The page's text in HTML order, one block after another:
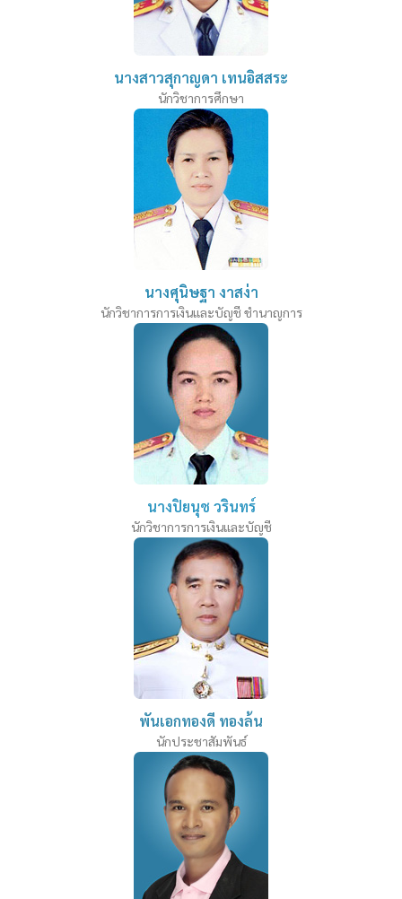
นางสาวสุกาญดา เทนอิสสระ
นักวิชาการศึกษา
นางศุนิษฐา งาสง่า
นักวิชาการการเงินและบัญชี ชำนาญการ
นางปิยนุช วรินทร์
นักวิชาการการเงินและบัญชี
พันเอกทองดี ทองล้น
นักประชาสัมพันธ์